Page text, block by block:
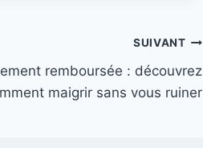
SUIVANT
remboursée : découvrez
maigrir sans vous ruiner